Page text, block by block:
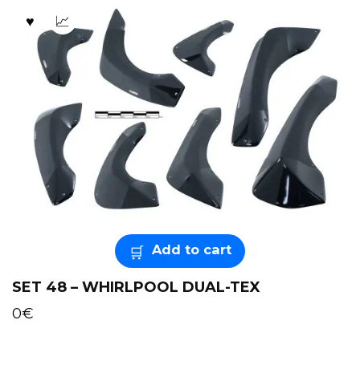
Add to cart
SET 48 – WHIRLPOOL DUAL-TEX
0€